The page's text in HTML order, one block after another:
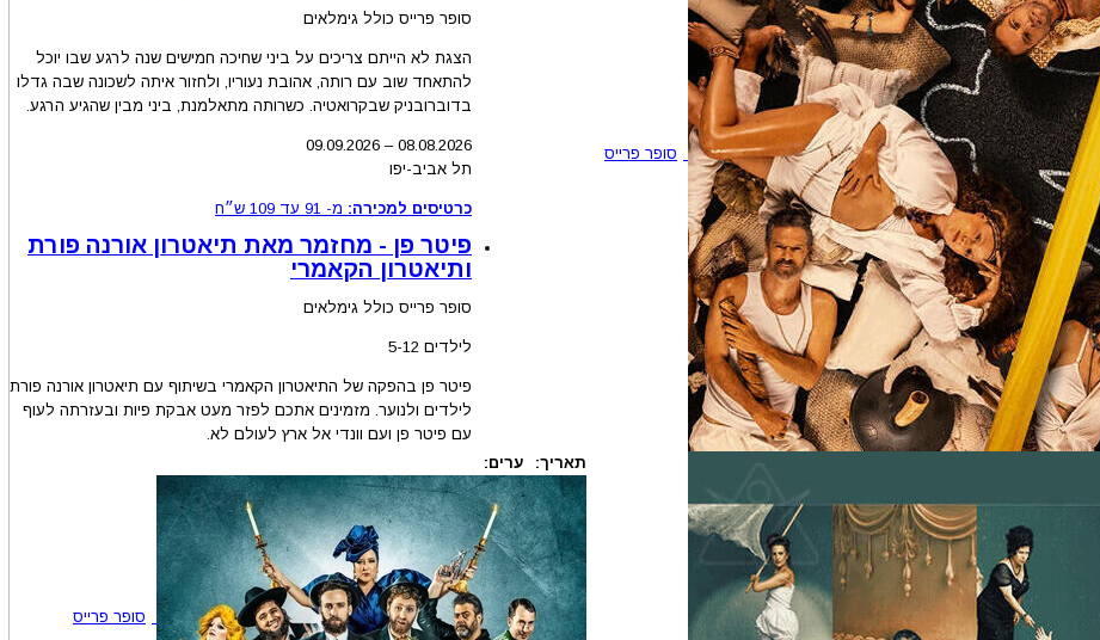
סופר פרייס
תאריך: ערים:
סופר פרייס
סופר פרייס כולל גימלאים
הצגת לא הייתם צריכים על ביני שחיכה חמישים שנה לרגע שבו יוכל
להתאחד שוב עם רותה, אהובת נעוריו, ולחזור איתה לשכונה שבה גדלו
בדוברובניק שבקרואטיה. כשרותה מתאלמנת, ביני מבין שהגיע הרגע.
08.08.2026
–
09.09.2026
תל אביב-יפו
כרטיסים למכירה: מ- 91 עד 109 ש״ח
פיטר פן - מחזמר מאת תיאטרון אורנה פורת
ותיאטרון הקאמרי
סופר פרייס כולל גימלאים
לילדים 5-12
פיטר פן בהפקה של התיאטרון הקאמרי בשיתוף עם תיאטרון אורנה פורת
לילדים ולנוער. מזמינים אתכם לפזר מעט אבקת פיות ובעזרתה לעוף
עם פיטר פן ועם וונדי אל ארץ לעולם לא.